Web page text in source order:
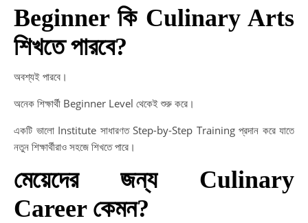
Beginner কি Culinary Arts
শিখতে পারবে?
অবশ্যই পারবে।
অনেক শিক্ষার্থী Beginner Level থেকেই শুরু করে।
একটি ভালো Institute সাধারণত Step-by-Step Training প্রদান করে যাতে
নতুন শিক্ষার্থীরাও সহজে শিখতে পারে।
মেয়েদের জন্য Culinary
Career কেমন?